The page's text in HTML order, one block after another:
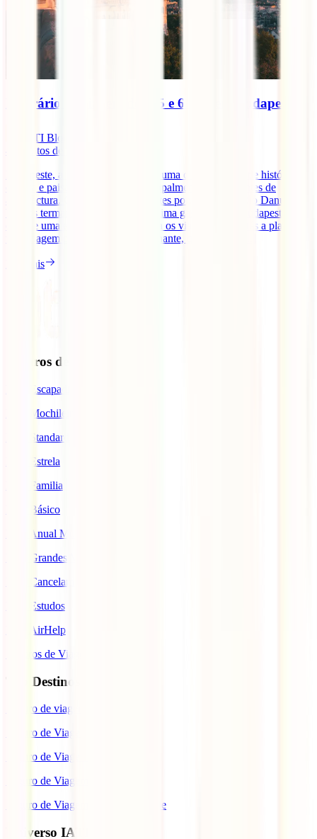
Itinerário de viagem de 4, 5 e 6 dias em Budapeste
IATI Blog
minutos de leitura
Budapeste, a capital da Hungria, é uma cidade repleta de história,
cultura e paisagens incríveis, principalmente para amantes de
arquitectura. Com as impressionantes pontes sobre o Rio Danúbio,
banhos termais relaxantes e uma ótima gastronomia, Budapeste
oferece uma experiência única para os viajantes. Se estás a planear
uma viagem para esta cidade fascinante, quer tenhas [...]
Ler mais
Seguros de Viagem
IATI Escapadinhas
IATI Mochileiro
IATI Standard
IATI Estrela
IATI Familia
IATI Básico
IATI Anual Multiviagem
IATI Grandes Viajantes
IATI Cancelamento Premium
IATI Estudos
IATI AirHelp
Seguros de Viagem
Top Destinos
Seguro de viagem para o Japão
Seguro de Viagem para os EUA
Seguro de Viagem para o Brasil
Seguro de Viagem para Tailândia
Seguro de Viagem para Cabo Verde
Universo IATI